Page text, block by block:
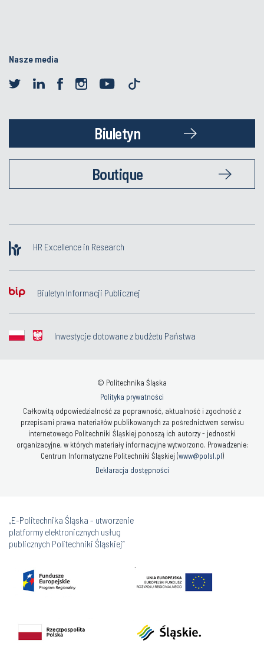
Nasze media
Biuletyn
Boutique
HR Excellence in Research
Biuletyn Informacji Publicznej
Inwestycje dotowane z budżetu Państwa
© Politechnika Śląska
Polityka prywatności
Całkowitą odpowiedzialność za poprawność, aktualność i zgodność z
przepisami prawa materiałów publikowanych za pośrednictwem serwisu
internetowego Politechniki Śląskiej ponoszą ich autorzy - jednostki
organizacyjne, w których materiały informacyjne wytworzono. Prowadzenie:
Centrum Informatyczne Politechniki Śląskiej (www@polsl.pl)
Deklaracja dostępności
„E-Politechnika Śląska - utworzenie
platformy elektronicznych usług
publicznych Politechniki Śląskiej”